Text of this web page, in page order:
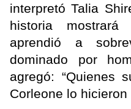
interpretó Talia
historia
aprendió a
dominado por
agregó: “Quienes
Corleone lo hicieron